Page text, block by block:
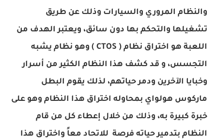
والنظام المروري والسيارات وذلك عن طريق
تشغيلها والتحكم بها دون سائق، ويعتبر الهدف من
اللعبة هو اختراق نظام ( CTOS ) وهو نظام يشبه
التجسس، و قد كشف هذا النظام الكثير من أسرار
وخبايا الآخرين ودمر حياتهم، لذلك يقوم البطل
ماركوس هولواي بمحاوله اختراق هذا النظام وهو على
خبرة كبيرة به، وذلك من خلال إعطاء كل من قام
النظام بتدمير حياته فرصة للاتحاد معاً واختراق هذا